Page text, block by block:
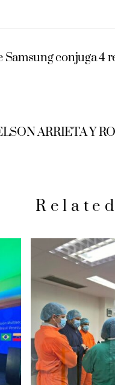
conjuga 4
ARRIETA Y